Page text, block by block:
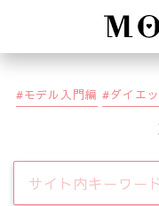
モデル入門編 ダイエ